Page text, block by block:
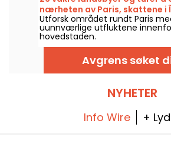
virkeligheten enn noen gang,
mars 2026. I den anledning har
rabattkode til deg! Og for å
holder alle turene deres seg i
nærheten av Paris, skattene i
France
Utforsk området rundt Paris
uunnværlige utfluktene
hovedstaden.
Avgrens søket
NYHETER
Info Wire +